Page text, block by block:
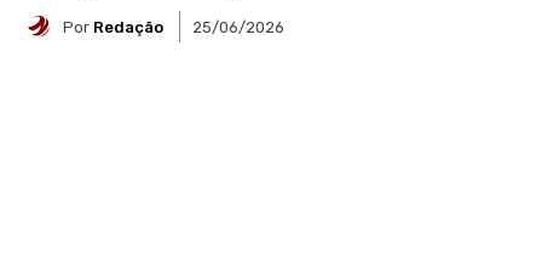
Por Redação 25/06/2026